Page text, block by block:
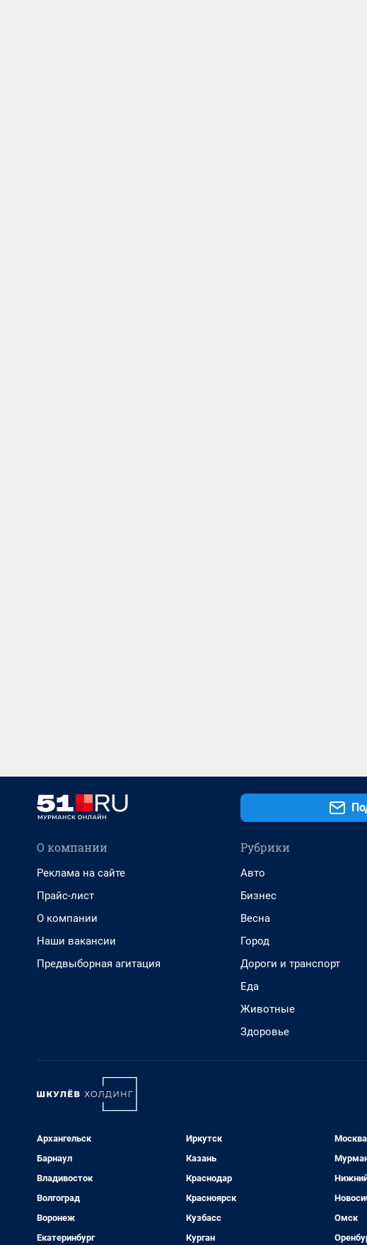
О компании
Реклама на сайте
Прайс-лист
О компании
Наши вакансии
Предвыборная агитация
Рубрики
Авто
Бизнес
Весна
Город
Дороги и транспорт
Еда
Животные
Здоровье
Архангельск
Барнаул
Владивосток
Волгоград
Воронеж
Екатеринбург
Иркутск
Казань
Краснодар
Красноярск
Кузбасс
Курган
Москва
Омск